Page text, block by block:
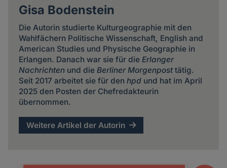
Gisa Bodenstein
Die Autorin studierte Kulturgeographie mit den
Wahlfächern Politische Wissenschaft, English and
American Studies und Physische Geographie in
Erlangen. Danach war sie für die Erlanger
Nachrichtenund die Berliner Morgenposttätig.
Seit 2017 arbeitet sie für den hpdund hat im April
2025 den Posten der Chefredakteurin
übernommen.
Weitere Artikel der Autorin